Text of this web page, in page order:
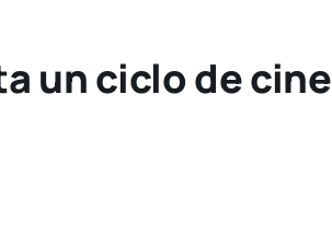
un ciclo de cine